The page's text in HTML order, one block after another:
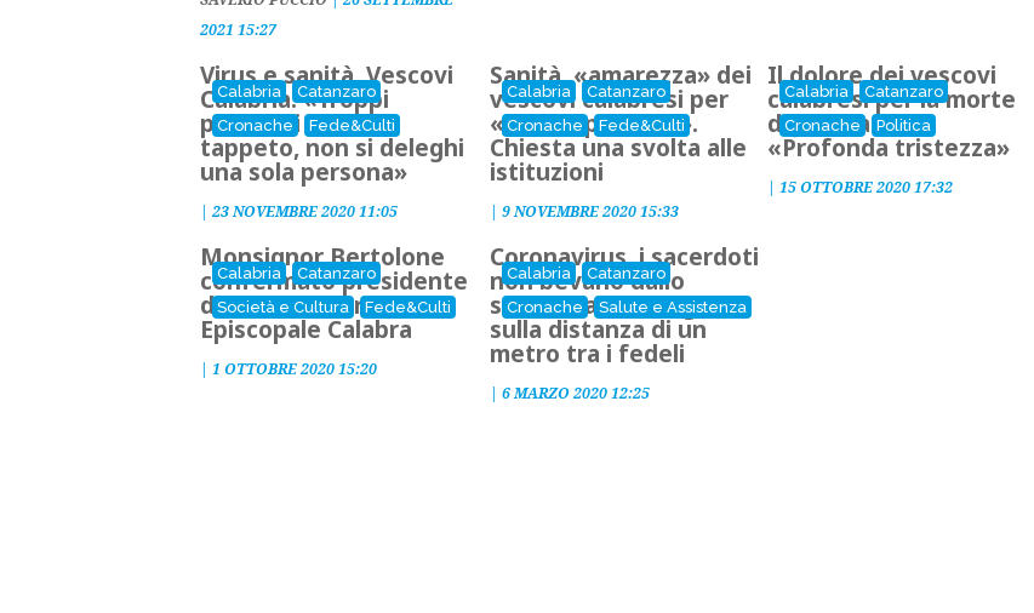
2021 15:27
Calabria
Catanzaro
Cronache
Fede&Culti
Virus e sanità, Vescovi
Calabria: «Troppi
problemi sotto al
tappeto, non si deleghi
una sola persona»
| 23 NOVEMBRE 2020 11:05
Calabria
Catanzaro
Cronache
Fede&Culti
Sanità, «amarezza» dei
vescovi calabresi per
«l'incompetenza».
Chiesta una svolta alle
istituzioni
|9 NOVEMBRE 2020 15:33
Calabria
Catanzaro
Cronache
Politica
Il dolore dei vescovi
calabresi per la morte
di Jole Santelli:
«Profonda tristezza»
|15 OTTOBRE 2020 17:32
Calabria
Catanzaro
Società e Cultura
Fede&Culti
Monsignor Bertolone
confermato presidente
della Conferenza
Episcopale Calabra
| 1 OTTOBRE 2020 15:20
Calabria
Catanzaro
Cronache
Salute e Assistenza
Coronavirus, i sacerdoti
non bevano dallo
stesso calice e vigilino
sulla distanza di un
metro tra i fedeli
|6 MARZO 2020 12:25